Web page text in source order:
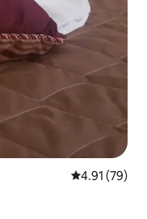
औसत रेटिंग 5 में
4.91 (79)